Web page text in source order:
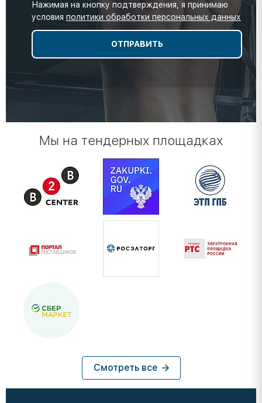
Нажимая на кнопку подтверждения, я принимаю
условия политики обработки персональных данных
Мы на тендерных площадках
Смотреть все